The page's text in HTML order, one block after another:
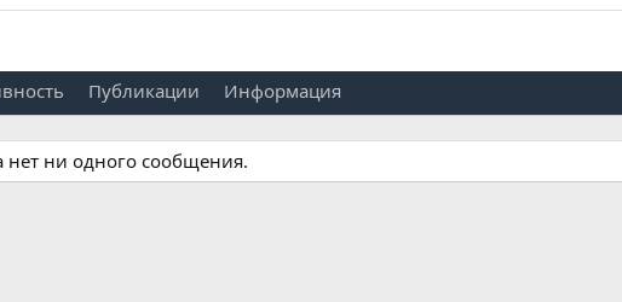
Публикации Информация
нет ни одного сообщения.